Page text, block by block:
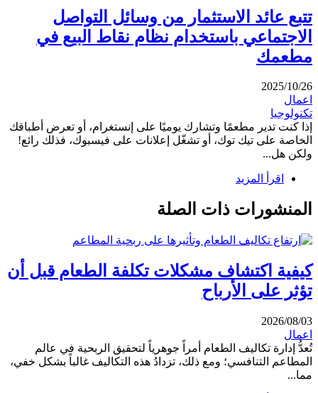
تتبع عائد الاستثمار من وسائل التواصل
الاجتماعي باستخدام نظام نقاط البيع في
مطعمك
2025/10/26
اعمال
تكنولوجيا
إذا كنت تدير مطعمًا وتشارك يوميًا على إنستغرام، أو تعرض أطباقك
الخاصة على تيك توك، أو تشغّل إعلانات على فيسبوك، فذلك رائع!
ولكن هل...
اقرأ المزيد
المنشورات ذات الصلة
كيفية اكتشاف مشكلات تكلفة الطعام قبل أن
تؤثر على الأرباح
2026/08/03
اعمال
تُعدُّ إدارة تكاليف الطعام أمراً جوهرياً لتحقيق الربحية في عالم
المطاعم التنافسي؛ ومع ذلك، تزدادُ هذه التكاليف غالباً بشكل خفي،
مما...